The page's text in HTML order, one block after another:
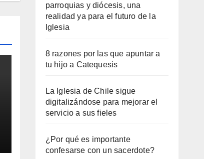
parroquias y diócesis, una
realidad ya para el futuro de la
Iglesia
8 razones por las que apuntar a
tu hijo a Catequesis
La Iglesia de Chile sigue
digitalizándose para mejorar el
servicio a sus fieles
¿Por qué es importante
confesarse con un sacerdote?